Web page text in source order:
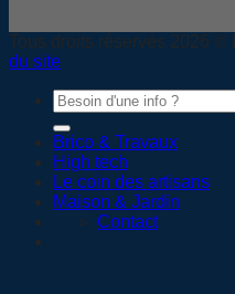
Tous droits réservés 2026 ©
du site
Brico & Travaux
High tech
Le coin des artisans
Maison & Jardin
Contact